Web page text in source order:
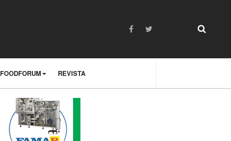
FOODFORUM REVISTA